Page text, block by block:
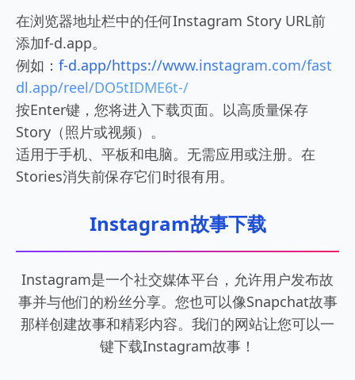
在浏览器地址栏中的任何Instagram Story URL前
添加f-d.app。
例如： f-d.app/https://www.instagram.com/fast
dl.app/reel/DO5tIDME6t-/
按Enter键，您将进入下载页面。以高质量保存
Story（照片或视频）。
适用于手机、平板和电脑。无需应用或注册。在
Stories消失前保存它们时很有用。
Instagram故事下载
Instagram是一个社交媒体平台，允许用户发布故
事并与他们的粉丝分享。您也可以像Snapchat故事
那样创建故事和精彩内容。我们的网站让您可以一
键下载Instagram故事！